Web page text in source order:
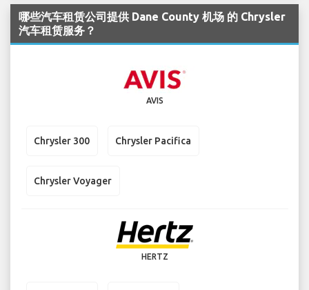
哪些汽车租赁公司提供 Dane County 机场 的 Chrysler
汽车租赁服务？
AVIS
Chrysler 300 Chrysler Pacifica
Chrysler Voyager
HERTZ